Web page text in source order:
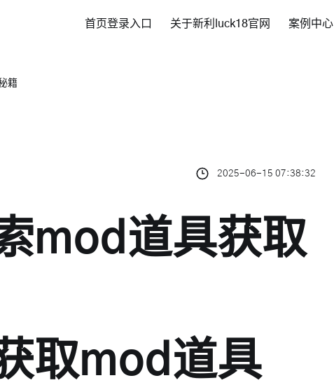
首页登录入口 关于新利luck18官网 案例中心
籍
2025-06-15 07:38:32
mod道具获取
取mod道具